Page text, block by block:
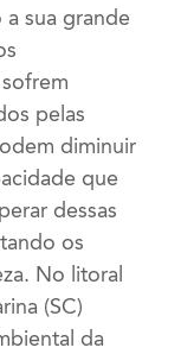
a sua grande
pelas
diminuir
que
dessas
os
No litoral
(SC)
da